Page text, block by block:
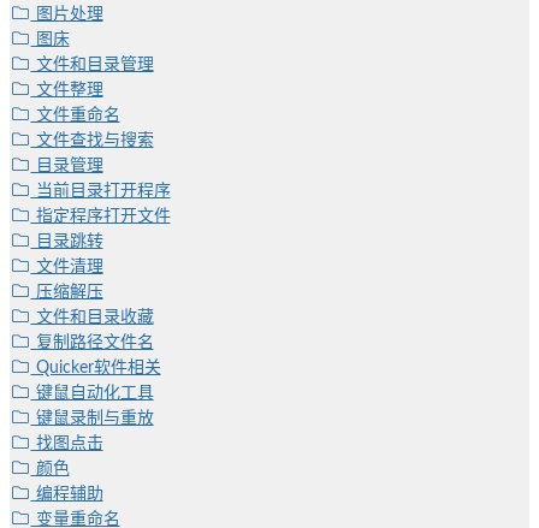
图片处理
图床
文件和目录管理
文件整理
文件重命名
文件查找与搜索
目录管理
当前目录打开程序
指定程序打开文件
目录跳转
文件清理
压缩解压
文件和目录收藏
复制路径文件名
Quicker软件相关
键鼠自动化工具
键鼠录制与重放
找图点击
颜色
编程辅助
变量重命名